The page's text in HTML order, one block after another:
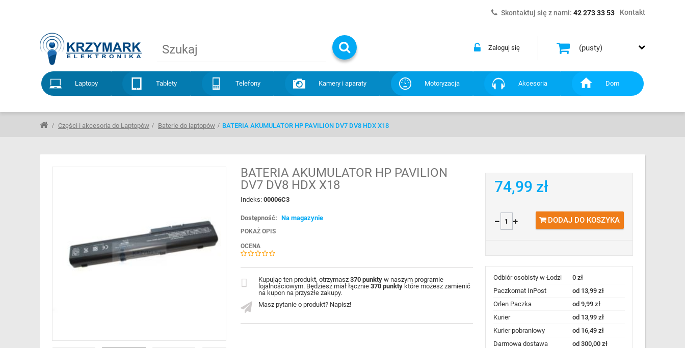
Kontakt
Skontaktuj się z nami: 42 273 33 53
(pusty)
Zaloguj się
Laptopy Tablety Telefony Kamery i aparaty Motoryzacja Akcesoria Dom
Części i akcesoria do Laptopów Baterie do laptopów BATERIA AKUMULATOR HP PAVILION DV7 DV8 HDX X18
BATERIA AKUMULATOR HP PAVILION
DV7 DV8 HDX X18
Indeks:00006C3
Dostępność: Na magazynie
POKAŻ OPIS
OCENA
Masz pytanie o produkt? Napisz!
Kupując ten produkt, otrzymasz370 punkty w naszym programie
lojalnościowym. Będziesz miał łącznie370 punkty które możesz zamienić
na kupon na przyszłe zakupy.
74,99 zł
DODAJ DO KOSZYKA
Odbiór osobisty w Łodzi
0 zł
Paczkomat InPost
od 13,99 zł
Orlen Paczka
od 9,99 zł
Kurier
od 13,99 zł
Kurier pobraniowy
od 16,49 zł
Darmowa dostawa
od 300,00 zł